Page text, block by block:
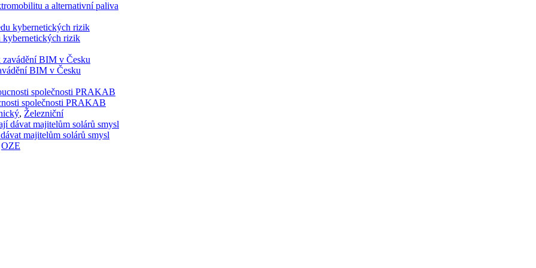
a alternativní paliva
kybernetických rizik
BIM v Česku
společnosti PRAKAB
, Železniční
majitelům solárů smysl
OZE